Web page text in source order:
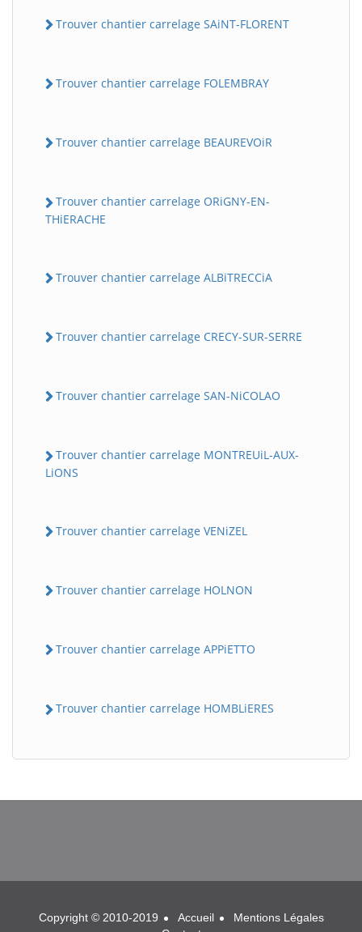
Trouver chantier carrelage SAiNT-FLORENT
Trouver chantier carrelage FOLEMBRAY
Trouver chantier carrelage BEAUREVOiR
Trouver chantier carrelage ORiGNY-EN-
THiERACHE
Trouver chantier carrelage ALBiTRECCiA
Trouver chantier carrelage CRECY-SUR-SERRE
Trouver chantier carrelage SAN-NiCOLAO
Trouver chantier carrelage MONTREUiL-AUX-
LiONS
Trouver chantier carrelage VENiZEL
Trouver chantier carrelage HOLNON
Trouver chantier carrelage APPiETTO
Trouver chantier carrelage HOMBLiERES
BatiWebPro
BatiWebPro
Copyright © 2010-2019 Accueil
Mentions Légales